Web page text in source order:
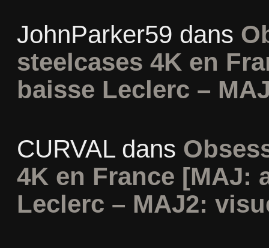
JohnParker59 dans
steelcases 4K en
baisse Leclerc –
CURVALdans
4K en France [MAJ:
Leclerc – MAJ2: